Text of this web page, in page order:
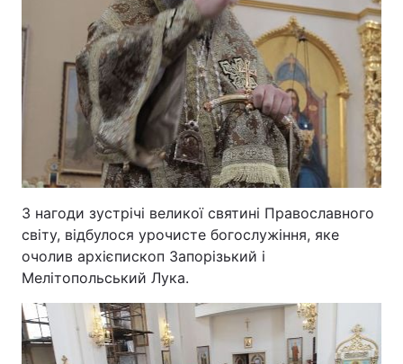
З нагоди зустрічі великої святині Православного
світу, відбулося урочисте богослужіння, яке
очолив архієпископ Запорізький і
Мелітопольський Лука.